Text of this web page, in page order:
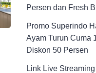
Persen dan Fresh
Promo Superindo
Ayam Turun Cuma
Diskon 50 Persen
Link Live